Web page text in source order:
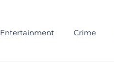
Entertainment Crime